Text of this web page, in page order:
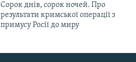
Сорок днів, сорок ночей. Про
результати кримської операції з
примусу Росії до миру